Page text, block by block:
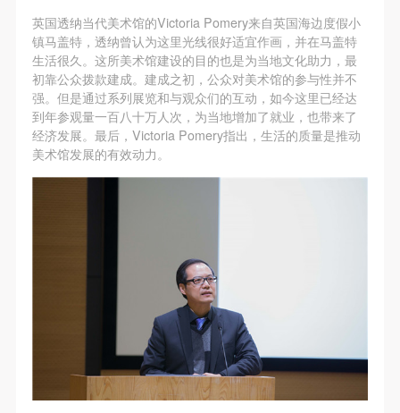
英国透纳当代美术馆的Victoria Pomery来自英国海边度假小
镇马盖特，透纳曾认为这里光线很好适宜作画，并在马盖特
生活很久。这所美术馆建设的目的也是为当地文化助力，最
初靠公众拨款建成。建成之初，公众对美术馆的参与性并不
强。但是通过系列展览和与观众们的互动，如今这里已经达
到年参观量一百八十万人次，为当地增加了就业，也带来了
经济发展。最后，Victoria Pomery指出，生活的质量是推动
美术馆发展的有效动力。
验证码
登录
可使用雅昌艺术网会员账户登录